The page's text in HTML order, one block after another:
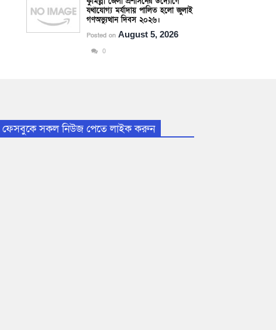
যথাযোগ্য মর্যাদায় পালিত হলো জুলাই
গণঅভ্যুত্থান দিবস ২০২৬।
Posted onAugust 5, 2026
0
ফেসবুকে সকল নিউজ পেতে লাইক করুন